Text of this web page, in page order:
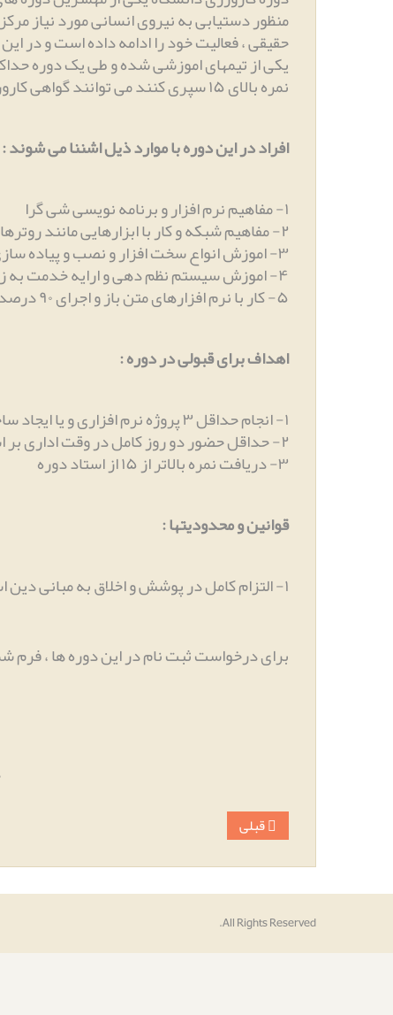
حقیقی ، فعالیت خود را ادامه داده است و در
یکی از تیمهای اموزشی شده و طی یک دوره
نمره بالای ۱۵ سپری کنند می توانند گواهی کارورزی خود را برای دانشگاه مربوطه اخذ نمایند
افراد در این دوره با موارد ذیل اشننا می شوند:
۱-مفاهیم نرم افزار و برنامه نویسی شی گرا
۲-مفاهیم شبکه و کار با ابزارهایی مانند
۳-اموزش انواع سخت افزار و نصب و پیاده
۴-اموزش سیستم نظم دهی و ارایه خدمت
۵-کار با نرم افزارهای متن باز و اجرای ۹۰ درصد دوره بر اساس سیستمهای متن باز
اهداف برای قبولی در دوره:
۱-انجام حداقل ۳ پروژه نرم افزاری و یا ایجاد ساختار برای یک نرم افزار در زمان انتهای دوره
۲-حداقل حضور دو روز کامل در وقت اداری
۳-دریافت نمره بالاتر از ۱۵ از استاد دوره
قوانین و محدودیتها:
۱-التزام کامل در پوشش و اخلاق به مبانی دین
برای درخواست ثبت نام در این دوره ها ، فرم
قبلی
All Rights Reserved.